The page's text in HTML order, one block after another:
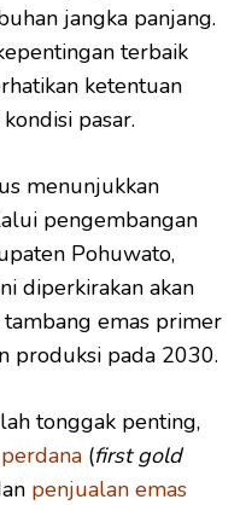
jangka panjang.
terbaik
ketentuan
pasar.
menunjukkan
pengembangan
Pohuwato,
diperkirakan akan
emas primer
produksi pada 2030.
tonggak penting,
(first gold
penjualan emas